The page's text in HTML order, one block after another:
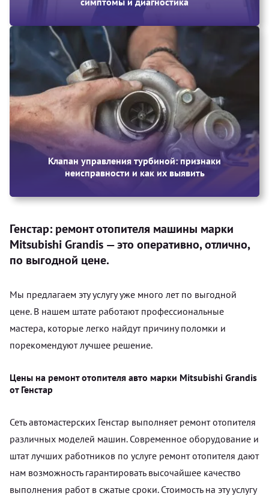
Клапан управления турбиной: признаки
неисправности и как их выявить
Генстар: ремонт отопителя машины марки
Mitsubishi Grandis — это оперативно, отлично,
по выгодной цене.
Мы предлагаем эту услугу уже много лет по выгодной
цене. В нашем штате работают профессиональные
мастера, которые легко найдут причину поломки и
порекомендуют лучшее решение.
Цены на ремонт отопителя авто марки Mitsubishi Grandis
от Генстар
Сеть автомастерских Генстар выполняет ремонт отопителя
различных моделей машин. Современное оборудование и
штат лучших работников по услуге ремонт отопителя дают
нам возможность гарантировать высочайшее качество
выполнения работ в сжатые сроки. Стоимость на эту услугу